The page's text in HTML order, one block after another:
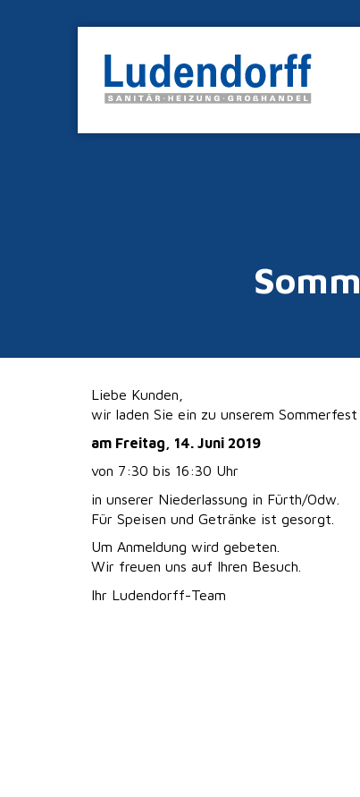
Liebe Kunden,
wir laden Sie ein zu unserem Sommerfest
am Freitag, 14. Juni 2019
von 7:30 bis 16:30 Uhr
in unserer Niederlassung in Fürth/Odw.
Für Speisen und Getränke ist gesorgt.
Um Anmeldung wird gebeten.
Wir freuen uns auf Ihren Besuch.
Ihr Ludendorff-Team